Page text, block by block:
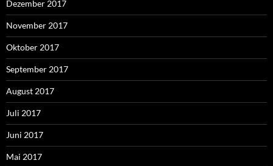
Dezember 2017
November 2017
Oktober 2017
September 2017
August 2017
Juli 2017
Juni 2017
Mai 2017